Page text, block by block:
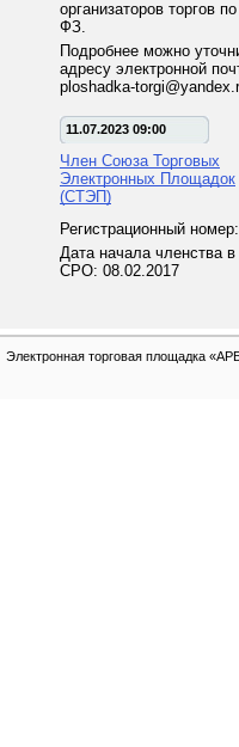
организаторов торгов
ФЗ.
Подробнее можно
адресу электронной
ploshadka-
11.07.2023 09:00
Член Союза Торговых
Электронных Площадок
(СТЭП)
Регистрационный
Дата начала членства в
СРО: 08.02.2017
Электронная торговая площадка